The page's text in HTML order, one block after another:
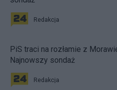
Redakcja
PiS traci na rozłamie z
Najnowszy sondaż
Redakcja